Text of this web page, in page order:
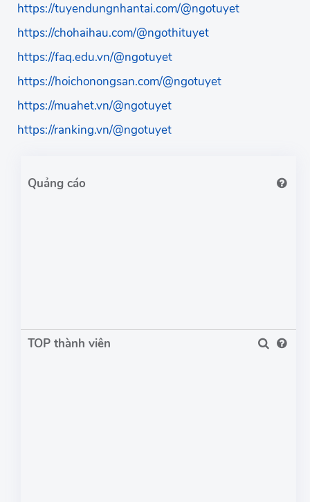
https://tuyendungnhantai.com/@ngotuyet
https://chohaihau.com/@ngothituyet
https://faq.edu.vn/@ngotuyet
https://hoichonongsan.com/@ngotuyet
https://muahet.vn/@ngotuyet
https://ranking.vn/@ngotuyet
TOP thành viên